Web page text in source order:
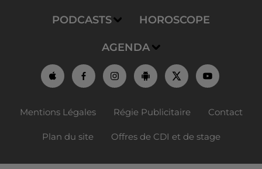
PODCASTS HOROSCOPE
AGENDA
Mentions Légales Régie Publicitaire Contact
Plan du site Offres de CDI et de stage